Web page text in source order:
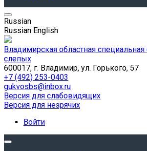
Russian
Russian English
Владимирская областная
слепых
600017, г. Владимир, ул. Горького, 57
+7 (492) 253-0403
gukvosbs@inbox.ru
Версия для слабовидящих
Версия для незрячих
Войти